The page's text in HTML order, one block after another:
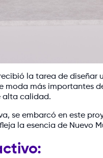
la tarea de
más importantes
alta calidad.
se embarcó en este
la esencia de Nuevo